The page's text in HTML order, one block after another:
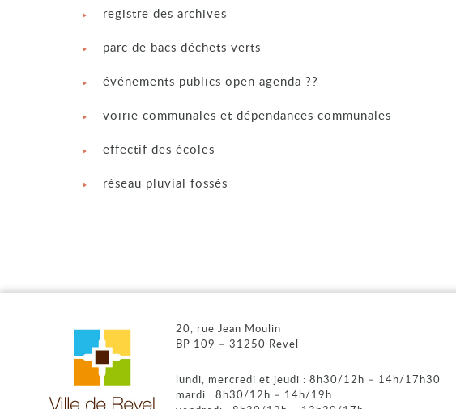
registre des archives
parc de bacs déchets verts
événements publics open agenda ??
voirie communales et dépendances communales
effectif des écoles
réseau pluvial fossés
20, rue Jean Moulin
BP 109 – 31250 Revel
lundi, mercredi et jeudi : 8h30/12h – 14h/17h30
mardi : 8h30/12h – 14h/19h